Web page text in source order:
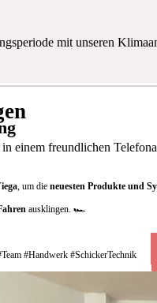
, um dieneuesten Produkte und
ausklingen. 🏎️
#Handwerk #SchickerTechnik
mit unseren
einem freundlichen
installieren